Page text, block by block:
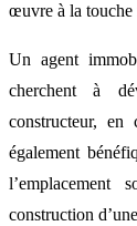
œuvre à la touche
Un agent
cherchent à
constructeur, en
également
l’emplacement
construction